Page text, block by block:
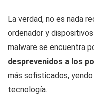
La verdad, no es nada
ordenador y
malware se encuentra
desprevenidos a los
más sofisticados,
tecnología.